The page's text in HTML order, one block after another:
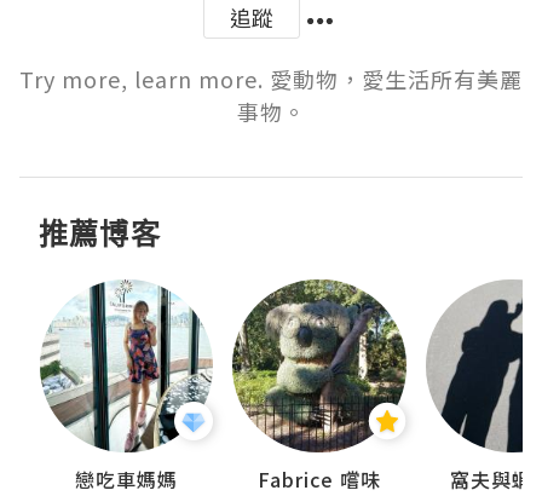
追蹤
Try more, learn more. 愛動物，愛生活所有美麗
事物。
推薦博客
戀吃車媽媽 Fabrice 嚐味 窩夫與蝦